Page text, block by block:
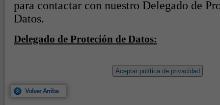
Aceptar política de privacidad
Volver Arriba